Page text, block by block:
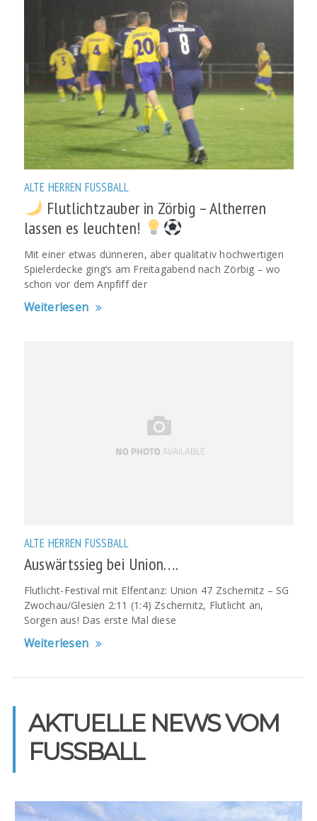
ALTE HERREN FUSSBALL
Flutlichtzauber in Zörbig – Altherren
lassen es leuchten!
Mit einer etwas dünneren, aber qualitativ hochwertigen
Spielerdecke ging’s am Freitagabend nach Zörbig – wo
schon vor dem Anpfiff der
Weiterlesen
ALTE HERREN FUSSBALL
Auswärtssieg bei Union….
Flutlicht-Festival mit Elfentanz: Union 47 Zschernitz – SG
Zwochau/Glesien 2:11 (1:4) Zschernitz, Flutlicht an,
Sorgen aus! Das erste Mal diese
Weiterlesen
AKTUELLE NEWS VOM
FUSSBALL